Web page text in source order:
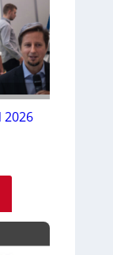
2026